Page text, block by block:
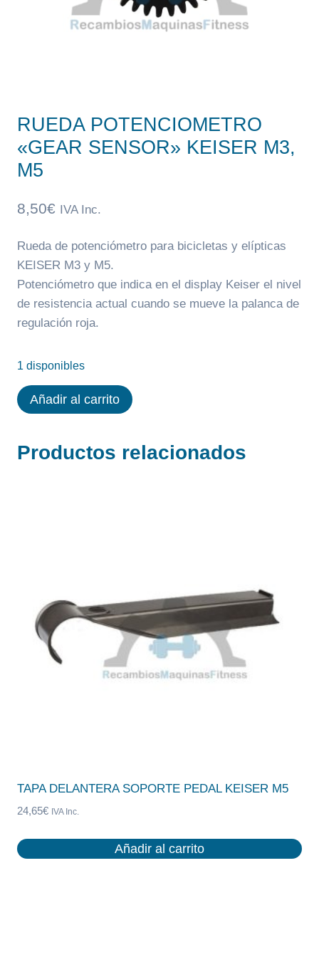
RUEDA POTENCIOMETRO
«GEAR SENSOR» KEISER M3,
M5
8,50€ IVA Inc.
Rueda de potenciómetro para bicicletas y elípticas
KEISER M3 y M5.
Potenciómetro que indica en el display Keiser el nivel
de resistencia actual cuando se mueve la palanca de
regulación roja.
1 disponibles
RUEDA
POTENCIOMETRO
SENSOR"
Añadir al carrito
Productos relacionados
TAPA DELANTERA SOPORTE PEDAL KEISER M5
24,65€ IVA Inc.
Añadir al carrito